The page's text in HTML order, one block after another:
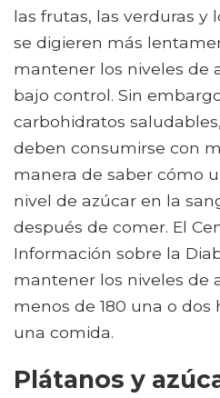
las frutas, las verduras y
se digieren más
mantener los niveles de
bajo control. Sin
carbohidratos
deben consumirse con
manera de saber cómo
nivel de azúcar en la
después de comer. El
Información sobre la
mantener los niveles de
menos de 180 una o dos
una comida.
Plátanos y